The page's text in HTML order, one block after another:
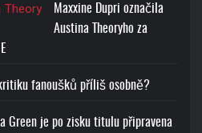
Maxxine Dupri označila
Austina Theoryho za
fanoušků příliš osobně?
Green je po zisku titulu připravena